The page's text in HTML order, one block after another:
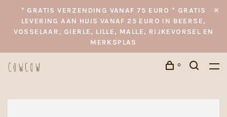
* GRATIS VERZENDING VANAF 75 EURO * GRATIS
LEVERING AAN HUIS VANAF 25 EURO IN BEERSE,
VOSSELAAR, GIERLE, LILLE, MALLE, RIJKEVORSEL EN
MERKSPLAS
0